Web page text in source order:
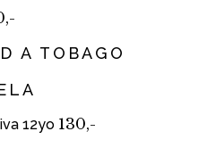
A TOBAGO
12yo 130,-